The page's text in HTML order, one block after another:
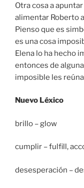
Otra cosa a
alimentar Roberto
Pienso que es
es una cosa
Elena lo ha hecho
entonces de
imposible les
Nuevo Léxico
brillo – glow
cumplir – fulfill,
desesperación –